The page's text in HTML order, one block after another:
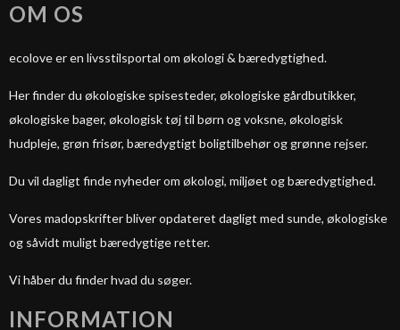
OM OS
ecolove er en livsstilsportal om økologi & bæredygtighed.
Her finder du økologiske spisesteder, økologiske gårdbutikker,
økologiske bager, økologisk tøj til børn og voksne, økologisk
hudpleje, grøn frisør, bæredygtigt boligtilbehør og grønne rejser.
Du vil dagligt finde nyheder om økologi, miljøet og bæredygtighed.
Vores madopskrifter bliver opdateret dagligt med sunde, økologiske
og såvidt muligt bæredygtige retter.
Vi håber du finder hvad du søger.
INFORMATION